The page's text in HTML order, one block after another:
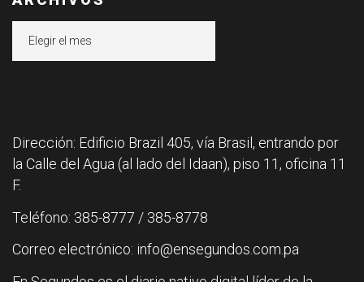
Dirección: Edificio Brazil 405, vía Brasil, entrando por
la Calle del Agua (al lado del Idaan), piso 11, oficina 11
F.
Teléfono: 385-8777 / 385-8778
Correo electrónico: info@ensegundos.com.pa